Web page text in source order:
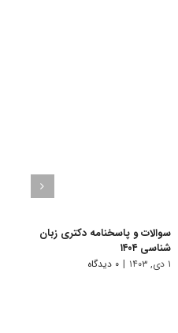
سوالات و پاسخنامه دکتری زبان
شناسی ۱۴۰۴
۱ دی, ۱۴۰۳ | ۰ دیدگاه